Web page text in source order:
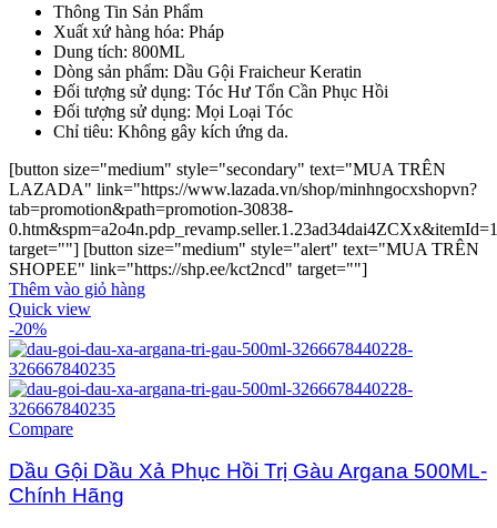
Thông Tin Sản Phẩm
Xuất xứ hàng hóa: Pháp
Dung tích: 800ML
Dòng sản phẩm: Dầu Gội Fraicheur Keratin
Đối tượng sử dụng: Tóc Hư Tổn Cần Phục Hồi
Đối tượng sử dụng: Mọi Loại Tóc
Chỉ tiêu: Không gây kích ứng da.
[button size="medium" style="secondary" text="MUA TRÊN
LAZADA" link="https://www.lazada.vn/shop/minhngocxshopvn?
tab=promotion&path=promotion-30838-
target=""] [button size="medium" style="alert" text="MUA TRÊN
SHOPEE" link="https://shp.ee/kct2ncd" target=""]
Thêm vào giỏ hàng
Quick view
-20%
Compare
Dầu Gội Dầu Xả Phục Hồi Trị Gàu Argana 500ML-
Chính Hãng